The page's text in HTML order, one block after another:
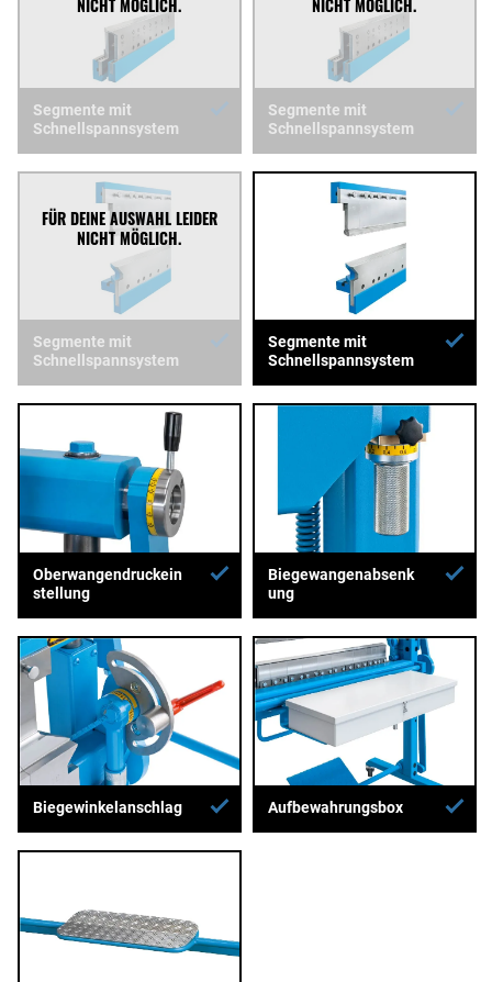
Segmente mit
Schnellspannsystem
Segmente mit
Schnellspannsystem
Segmente mit
Schnellspannsystem
Segmente mit
Schnellspannsystem
Oberwangendruckein
stellung
Biegewangenabsenk
ung
Biegewinkelanschlag Aufbewahrungsbox